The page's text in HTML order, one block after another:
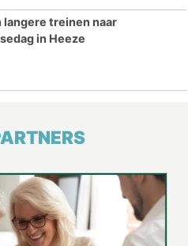
langere treinen naar
in Heeze